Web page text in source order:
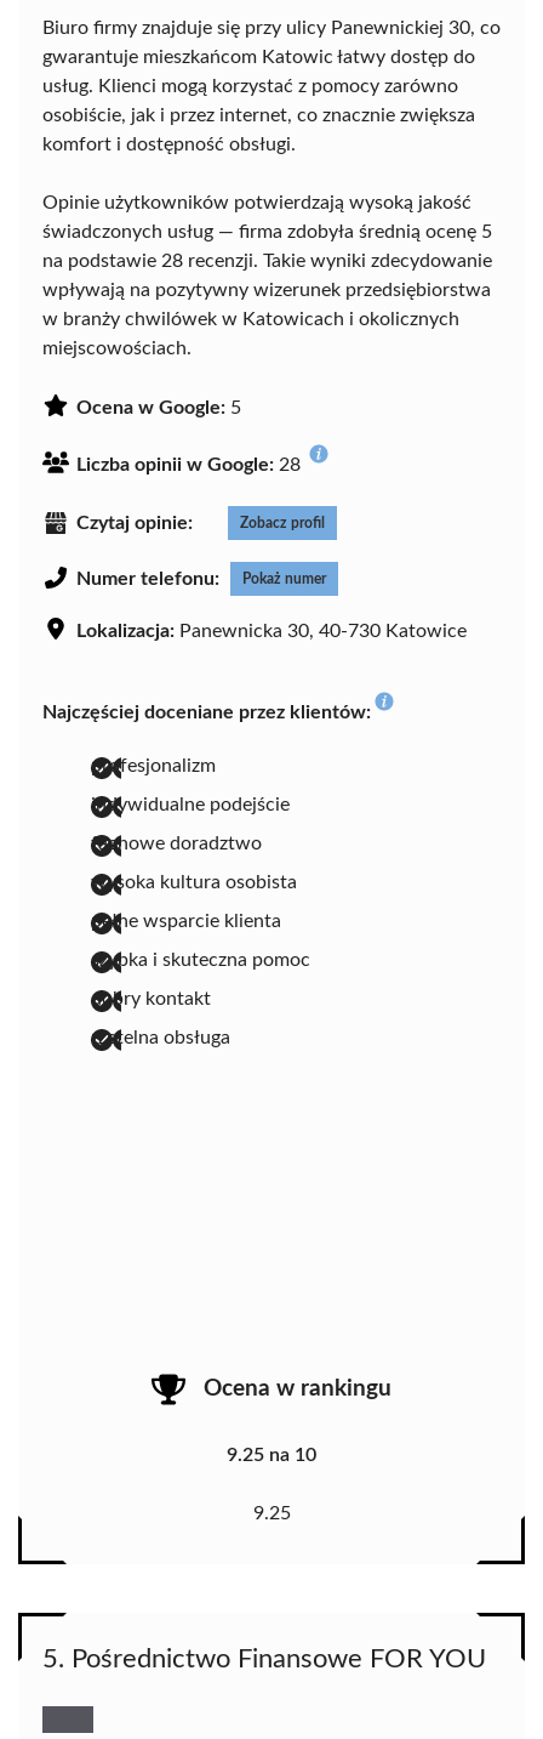
Biuro firmy znajduje się przy ulicy Panewnickiej 30, co
gwarantuje mieszkańcom Katowic łatwy dostęp do
usług. Klienci mogą korzystać z pomocy zarówno
osobiście, jak i przez internet, co znacznie zwiększa
komfort i dostępność obsługi.
Opinie użytkowników potwierdzają wysoką jakość
świadczonych usług — firma zdobyła średnią ocenę 5
na podstawie 28 recenzji. Takie wyniki zdecydowanie
wpływają na pozytywny wizerunek przedsiębiorstwa
w branży chwilówek w Katowicach i okolicznych
miejscowościach.
Ocena w Google: 5
Liczba opinii w Google: 28
Czytaj opinie: Zobacz profil
Numer telefonu: Pokaż numer
Lokalizacja: Panewnicka 30, 40-730 Katowice
Najczęściej doceniane przez klientów:
profesjonalizm
indywidualne podejście
fachowe doradztwo
wysoka kultura osobista
pełne wsparcie klienta
szybka i skuteczna pomoc
dobry kontakt
rzetelna obsługa
Ocena w rankingu
9.25 na 10
9.25
5. Pośrednictwo Finansowe FOR YOU